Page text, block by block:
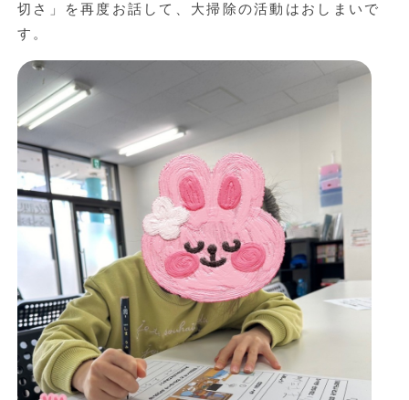
切さ」を再度お話して、大掃除の活動はおしまいで
す。